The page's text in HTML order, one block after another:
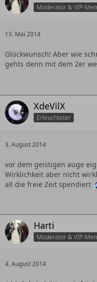
13. Mai 2014
Glückwunsch! Aber wie
gehts denn mit dem 2er
XdeVilX
Erleuchteter
3. August 2014
vor dem geistigen auge
Wirklichkeit aber nicht
all die freie Zeit spendiert
Harti
4. August 2014